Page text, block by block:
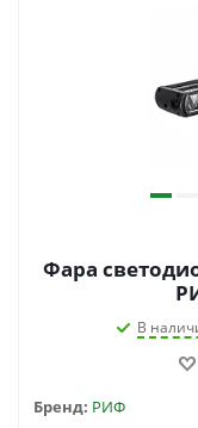
Фара
В
Бренд: РИФ